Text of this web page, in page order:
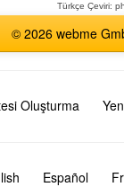
Türkçe Çeviri:
© 2026 webme
Oluşturma
Español